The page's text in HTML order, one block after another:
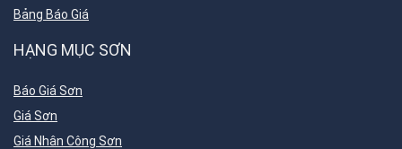
Bảng Báo Giá
HẠNG MỤC SƠN
Báo Giá Sơn
Giá Sơn
Giá Nhân Công Sơn